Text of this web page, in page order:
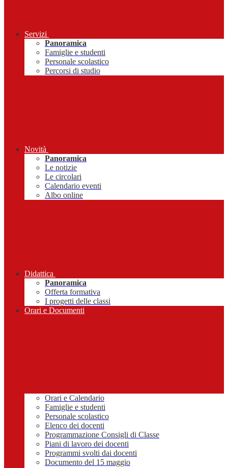
Servizi
Panoramica
Famiglie e studenti
Personale scolastico
Percorsi di studio
Novità
Panoramica
Le notizie
Le circolari
Calendario eventi
Albo online
Didattica
Panoramica
Offerta formativa
I progetti delle classi
Orari e Documenti
Orari e Calendario
Famiglie e studenti
Personale scolastico
Elenco dei docenti
Programmazione Consigli di Classe
Piani di lavoro dei docenti
Programmi svolti dai docenti
Documento del 15 maggio